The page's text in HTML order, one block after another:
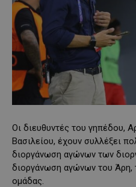
Οι διευθυντές του γηπέδου,
Βασιλείου, έχουν συλλέξει
διοργάνωση αγώνων των
διοργάνωση αγώνων του Άρη,
ομάδας.